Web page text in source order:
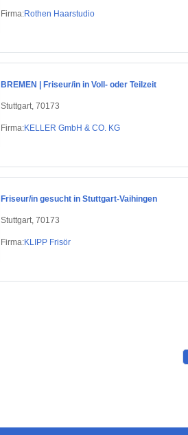
Firma:Rothen Haarstudio
BREMEN | Friseur/in in Voll- oder Teilzeit
Stuttgart, 70173
Firma:KELLER GmbH & CO. KG
Friseur/in gesucht in Stuttgart-Vaihingen
Stuttgart, 70173
Firma:KLIPP Frisör